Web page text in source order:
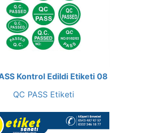
Kontrol Edildi Etiketi 08
QC PASS Etiketi